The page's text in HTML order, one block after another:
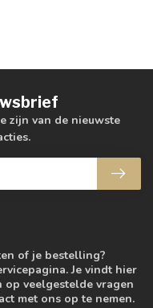
of je bestelling?
Je vindt hier
veelgestelde vragen
met ons op te nemen.
zijn van de nieuwste